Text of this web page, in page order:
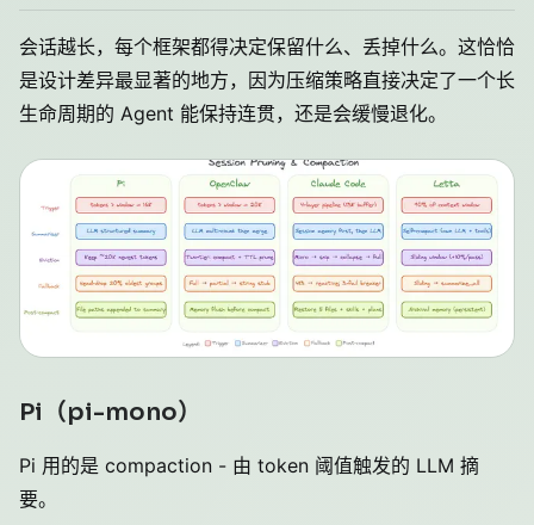
会话越长，每个框架都得决定保留什么、丢掉什么。这恰恰
是设计差异最显著的地方，因为压缩策略直接决定了一个长
生命周期的 Agent 能保持连贯，还是会缓慢退化。
Pi（pi-mono）
Pi 用的是 compaction - 由 token 阈值触发的 LLM 摘
要。